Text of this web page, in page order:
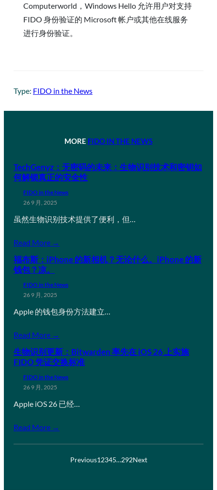
Computerworld，Windows Hello 允许用户对支持
FIDO 身份验证的 Microsoft 帐户或其他在线服务
进行身份验证。
Type: FIDO in the News
MORE FIDO IN THE NEWS
TechGenyz：无密码的未来：生物识别技术和密钥如
何解锁真正的安全性
FIDO in the News
26 9 月, 2025
虽然生物识别技术提供了便利，但…
Read More →
福布斯：iPhone 的新相机？无论什么。iPhone 的新
钱包？凉。
FIDO in the News
26 9 月, 2025
Apple 的钱包身份方法建立…
Read More →
生物识别更新：Bitwarden 率先在 iOS 26 上实施
FIDO 凭证交换标准
FIDO in the News
26 9 月, 2025
Apple iOS 26 已经…
Read More →
Previous12345…292Next